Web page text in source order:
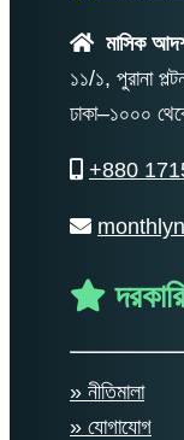
মাসিক
১১/১, পুরানা
ঢাকা–১০০০
+880
» নীতিমালা
» যোগাযোগ